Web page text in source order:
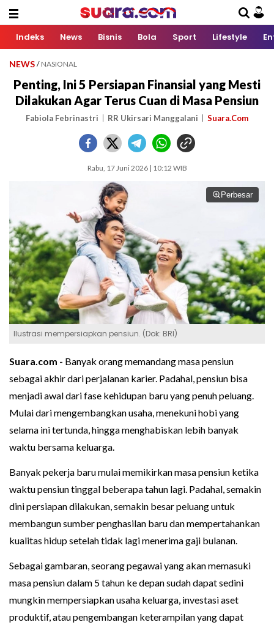
Indeks News Bisnis Bola Sport Lifestyle
NEWS / NASIONAL
Penting, Ini 5 Persiapan Finansial yang Mesti
Dilakukan Agar Terus Cuan di Masa Pensiun
Fabiola Febrinastri RR Ukirsari Manggalani Suara.Com
Rabu, 17 Juni 2026 | 10:12 WIB
Perbesar
Ilustrasi mempersiapkan pensiun. (Dok: BRI)
Suara.com - Banyak orang memandang masa pensiun
sebagai akhir dari perjalanan karier. Padahal, pensiun bisa
menjadi awal dari fase kehidupan baru yang penuh peluang.
Mulai dari mengembangkan usaha, menekuni hobi yang
selama ini tertunda, hingga menghabiskan lebih banyak
waktu bersama keluarga.
Banyak pekerja baru mulai memikirkan masa pensiun ketika
waktu pensiun tinggal beberapa tahun lagi. Padahal, semakin
dini persiapan dilakukan, semakin besar peluang untuk
membangun sumber penghasilan baru dan mempertahankan
kualitas hidup setelah tidak lagi menerima gaji bulanan.
Sebagai gambaran, seorang pegawai yang akan memasuki
masa pensiun dalam 5 tahun ke depan sudah dapat sedini
mungkin mempersiapkan usaha keluarga, investasi aset
produktif, atau pengembangan keterampilan yang dapat